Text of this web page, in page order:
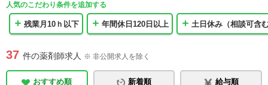
人気のこだわり条件を追加する
残業月10ｈ以下 年間休日120日以上 土日休み（相談可含
37 件の薬剤師求人 ※ 非公開求人を除く
おすすめ順 新着順 給与順